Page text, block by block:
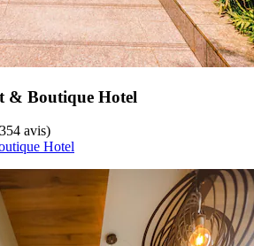
& Boutique Hotel
avis)
Hotel